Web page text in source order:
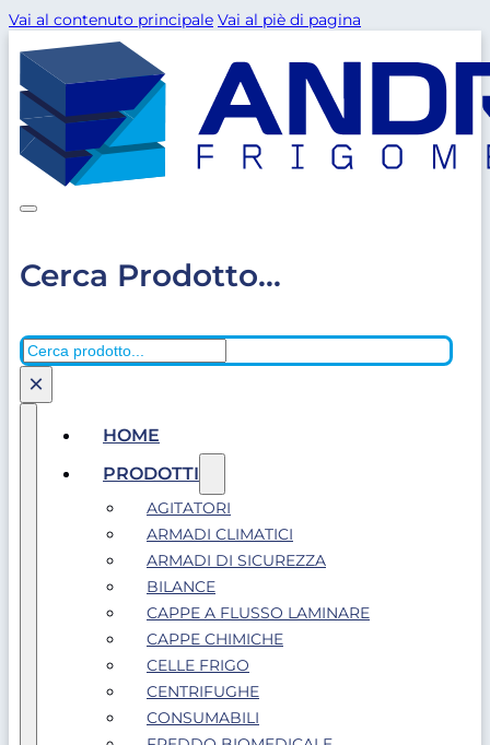
Vai al contenuto principale Vai al piè di pagina
Cerca Prodotto...
Cerca
×
HOME
PRODOTTI
AGITATORI
ARMADI CLIMATICI
ARMADI DI SICUREZZA
BILANCE
CAPPE A FLUSSO LAMINARE
CAPPE CHIMICHE
CELLE FRIGO
CENTRIFUGHE
CONSUMABILI